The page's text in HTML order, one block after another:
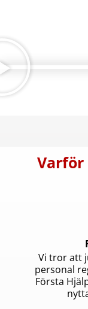
Vi tror att
personal
Första